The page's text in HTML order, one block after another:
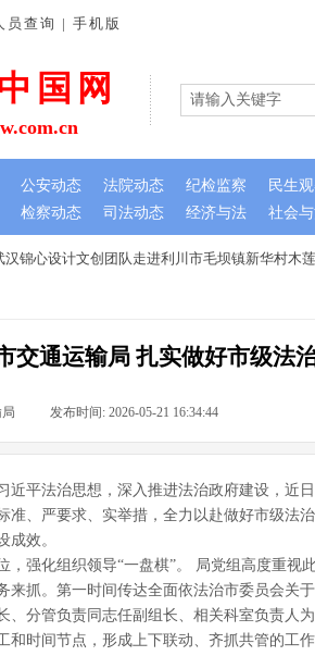
心设计文创团队走进利川市毛坝镇新华村木莲
国网
检察动态 司法动态 经济与法 社会
员查询 | 手机版
公安动态 法院动态 纪检监察 民生
交通运输局 扎实做好市级法
发布时间: 2026-05-21 16:34:44
平法治思想，深入推进法治政府建设，近
准、严要求、实举措，全力以赴做好市级法
成效。
强化组织领导“一盘棋”。 局党组高度重视
来抓。第一时间传达全面依法治市委员会关
、分管负责同志任副组长、相关科室负责人
和时间节点，形成上下联动、齐抓共管的工